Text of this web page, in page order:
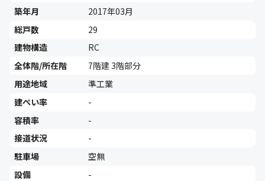
築年月
2017年03月
総戸数
29
建物構造
RC
全体階/所在階
7階建 3階部分
用途地域
準工業
建ぺい率
-
容積率
-
接道状況
-
駐車場
空無
設備
-